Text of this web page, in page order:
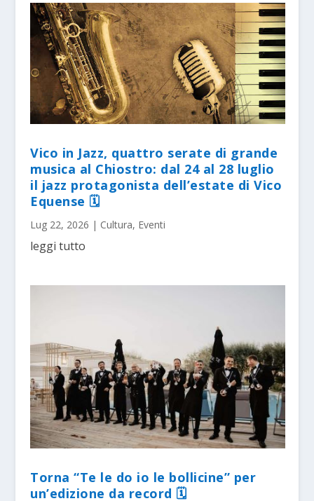
Vico in Jazz, quattro serate di grande
musica al Chiostro: dal 24 al 28 luglio
il jazz protagonista dell’estate di Vico
Equense 🗓
Lug 22, 2026 | Cultura, Eventi
leggi tutto
Torna “Te le do io le bollicine” per
un’edizione da record 🗓